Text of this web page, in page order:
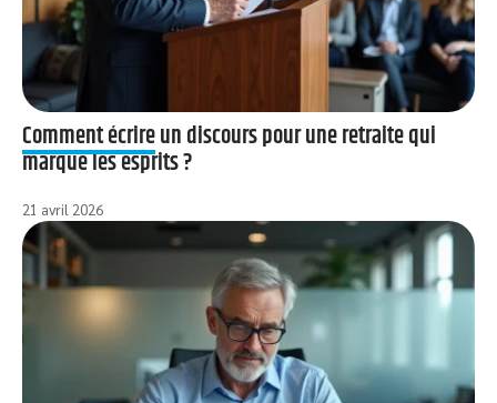
Comment écrire un discours pour une retraite qui
marque les esprits ?
21 avril 2026